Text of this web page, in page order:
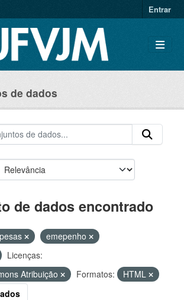
Entrar
de dados
de dados encontrado
emepenho
Licenças:
Atribuição
Formatos:
HTML